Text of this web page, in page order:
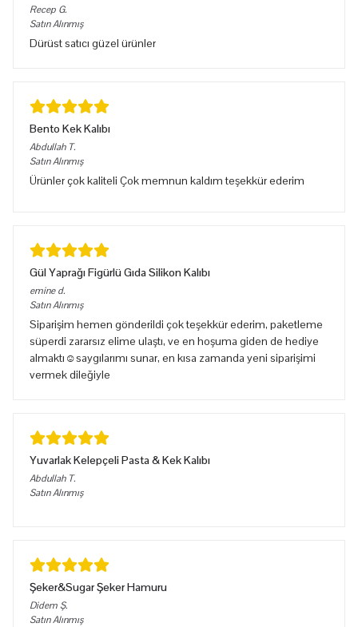
Recep G.
Satın Alınmış
Dürüst satıcı güzel ürünler
Bento Kek Kalıbı
Abdullah T.
Satın Alınmış
Ürünler çok kaliteli Çok memnun kaldım teşekkür ederim
Gül Yaprağı Figürlü Gıda Silikon Kalıbı
emine d.
Satın Alınmış
Siparişim hemen gönderildi çok teşekkür ederim, paketleme
süperdi zararsız elime ulaştı, ve en hoşuma giden de hediye
almaktı☺️saygılarımı sunar, en kısa zamanda yeni siparişimi
vermek dileğiyle
Yuvarlak Kelepçeli Pasta & Kek Kalıbı
Abdullah T.
Satın Alınmış
Şeker&Sugar Şeker Hamuru
Didem Ş.
Satın Alınmış